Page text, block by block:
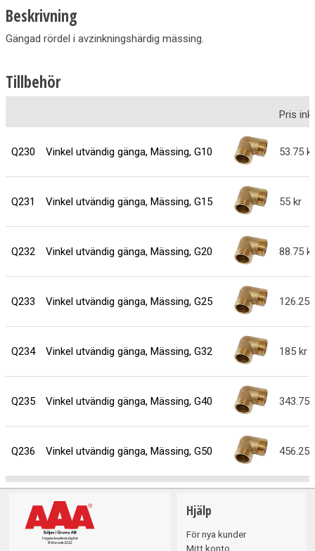
Beskrivning
Gängad rördel i avzinkningshärdig mässing.
Tillbehör
Pris
Q230 Vinkel utvändig gänga, Mässing, G10 53.75
Q231 Vinkel utvändig gänga, Mässing, G15 55
Q232 Vinkel utvändig gänga, Mässing, G20 88.75
Q233 Vinkel utvändig gänga, Mässing, G25 126.25
Q234 Vinkel utvändig gänga, Mässing, G32 185
Q235 Vinkel utvändig gänga, Mässing, G40 343.75
Q236 Vinkel utvändig gänga, Mässing, G50 456.25
Hjälp
För nya kunder
Mitt konto